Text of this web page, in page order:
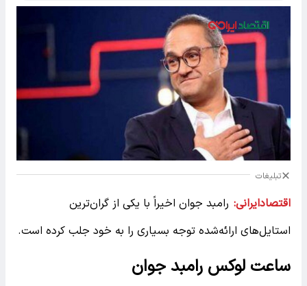
تبلیغات
اقتصادایرانی: رامبد جوان اخیراً با یکی از گران‌ترین
استایل‌های ارائه‌شده توجه بسیاری را به خود جلب کرده است.
ساعت لوکس رامبد جوان